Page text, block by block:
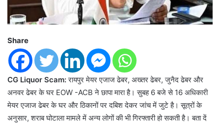
Share
CG Liquor Scam:रायपुर मेयर एजाज ढेबर, अख्तर ढेबर, जुनैद ढेबर और
अनवर ढेबर के घर EOW -ACB ने छापा मारा है। सुबह 6 बजे से 16 अधिकारी
मेयर एजाज ढेबर के घर और ठिकानों पर दबिश देकर जांच में जुटे है। सूत्रों के
अनुसार, शराब घोटाला मामले में अन्य लोगों की भी गिरफ्तारी हो सकती है। बता दें